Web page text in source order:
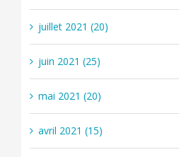
juillet 2021 (20)
juin 2021 (25)
mai 2021 (20)
avril 2021 (15)